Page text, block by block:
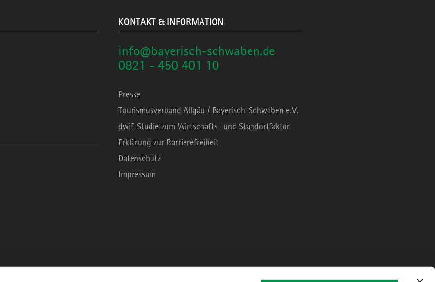
KONTAKT & INFORMATION
info@bayerisch-schwaben.de
0821 - 450 401 10
Presse
Tourismusverband Allgäu / Bayerisch-Schwaben e.V.
dwif-Studie zum Wirtschafts- und Standortfaktor
Erklärung zur Barrierefreiheit
Datenschutz
Impressum